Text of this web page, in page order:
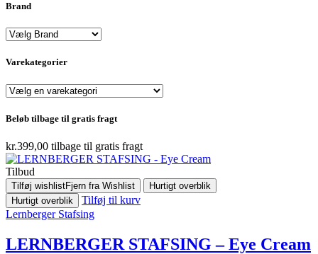
Brand
Varekategorier
Beløb tilbage til gratis fragt
kr.399,00 tilbage til gratis fragt
Tilbud
Tilføj wishlistFjern fra Wishlist
Hurtigt overblik
Hurtigt overblik
Tilføj til kurv
Lernberger Stafsing
LERNBERGER STAFSING – Eye Cream